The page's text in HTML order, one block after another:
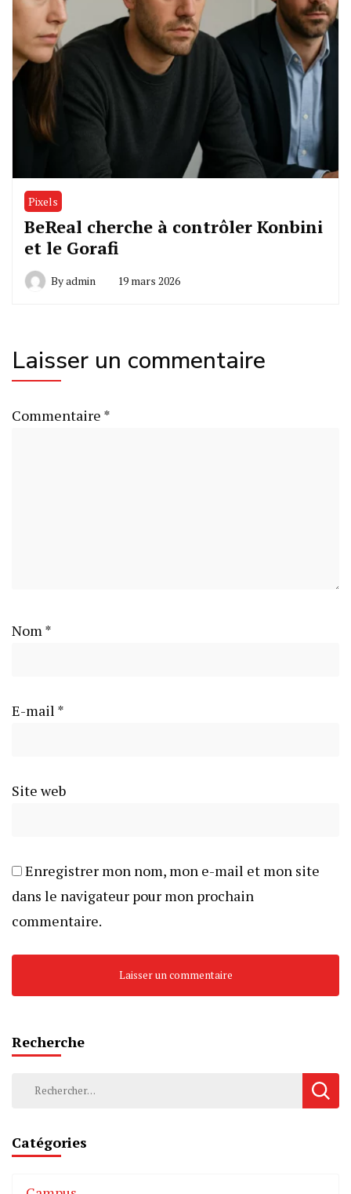
Pixels
BeReal cherche à contrôler Konbini
et le Gorafi
Byadmin 19 mars 2026
Laisser un commentaire
Commentaire *
Nom *
E-mail *
Site web
Enregistrer mon nom, mon e-mail et mon site
dans le navigateur pour mon prochain
commentaire.
Recherche
Catégories